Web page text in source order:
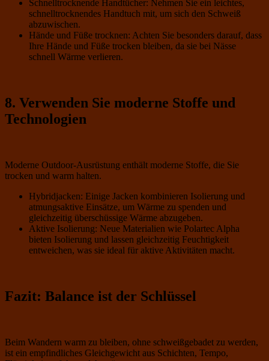
Schnelltrocknende Handtücher: Nehmen Sie ein leichtes,
schnelltrocknendes Handtuch mit, um sich den Schweiß
abzuwischen.
Hände und Füße trocknen: Achten Sie besonders darauf, dass
Ihre Hände und Füße trocken bleiben, da sie bei Nässe
schnell Wärme verlieren.
8. Verwenden Sie moderne Stoffe und
Technologien
Moderne Outdoor-Ausrüstung enthält moderne Stoffe, die Sie
trocken und warm halten.
Hybridjacken: Einige Jacken kombinieren Isolierung und
atmungsaktive Einsätze, um Wärme zu spenden und
gleichzeitig überschüssige Wärme abzugeben.
Aktive Isolierung: Neue Materialien wie Polartec Alpha
bieten Isolierung und lassen gleichzeitig Feuchtigkeit
entweichen, was sie ideal für aktive Aktivitäten macht.
Fazit: Balance ist der Schlüssel
Beim Wandern warm zu bleiben, ohne schweißgebadet zu werden,
ist ein empfindliches Gleichgewicht aus Schichten, Tempo,